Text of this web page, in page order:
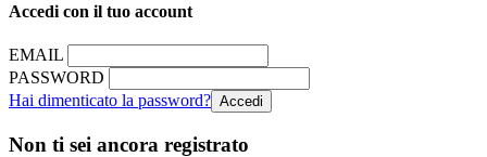
Accedi con il tuo account
EMAIL
PASSWORD
Hai dimenticato la password?
Non ti sei ancora registrato